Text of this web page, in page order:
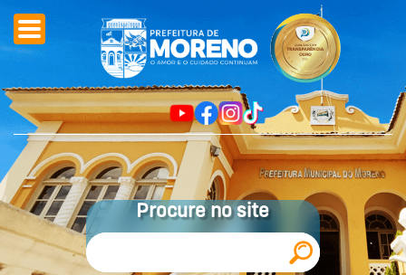
Procure no site